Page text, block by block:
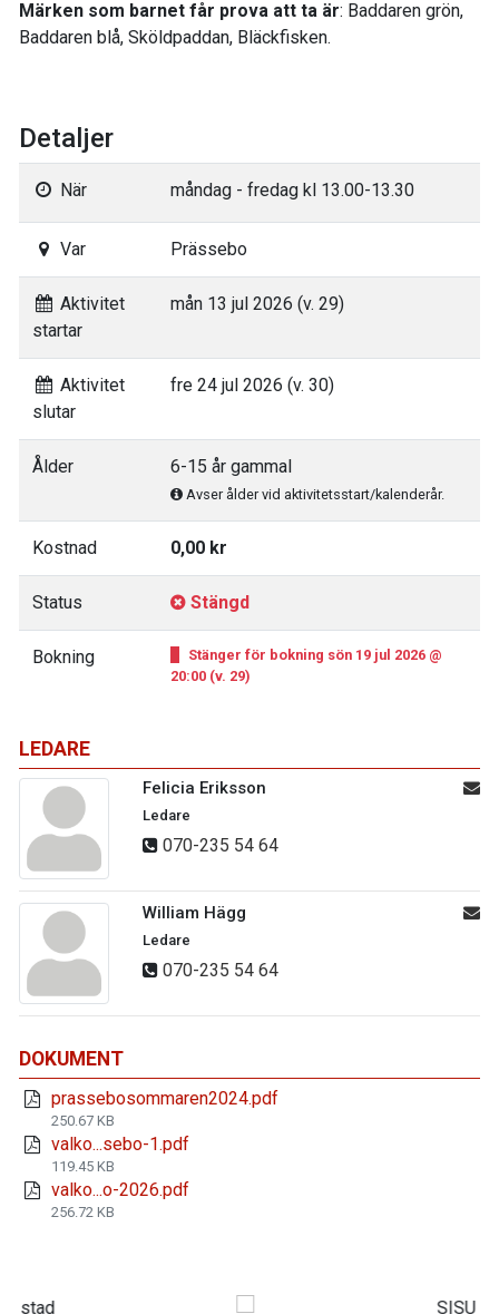
LEDARE
Felicia Eriksson
Ledare
070-235 54 64
William Hägg
Ledare
070-235 54 64
DOKUMENT
prassebosommaren2024.pdf
250.67 KB
valko...sebo-1.pdf
119.45 KB
valko...o-2026.pdf
256.72 KB
Märken som barnet får prova att ta är: Baddaren grön,
Baddaren blå, Sköldpaddan, Bläckfisken.
Detaljer
När måndag - fredag kl 13.00-13.30
Var Prässebo
Aktivitet
startar
mån 13 jul 2026 (v. 29)
Aktivitet
slutar
fre 24 jul 2026 (v. 30)
Ålder 6-15 år gammal
Avser ålder vid aktivitetsstart/kalenderår.
Kostnad 0,00 kr
Status Stängd
Bokning
Stänger för bokning sön 19 jul 2026 @
20:00 (v. 29)